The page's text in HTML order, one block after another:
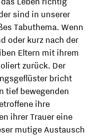
sind in unserer
Tabuthema. Wenn
oder kurz nach der
Eltern mit ihrem
zurück. Der
bricht
tief bewegenden
ihre
ihrer Trauer eine
mutige Austausch